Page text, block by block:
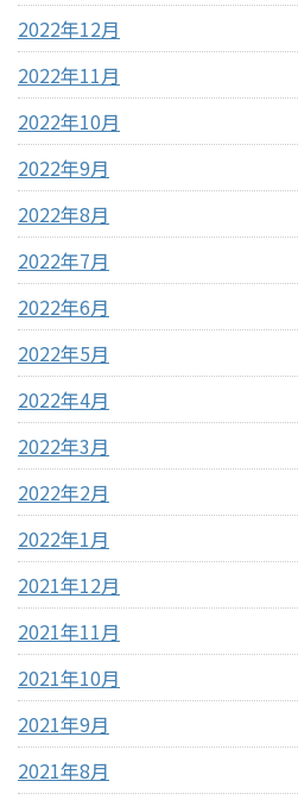
2022年12月
2022年11月
2022年10月
2022年9月
2022年8月
2022年7月
2022年6月
2022年5月
2022年4月
2022年3月
2022年2月
2022年1月
2021年12月
2021年11月
2021年10月
2021年9月
2021年8月